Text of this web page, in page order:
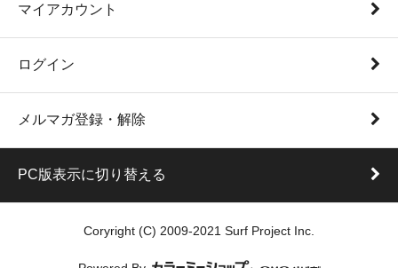
マイアカウント
ログイン
メルマガ登録・解除
PC版表示に切り替える
Coryright (C) 2009-2021 Surf Project Inc.